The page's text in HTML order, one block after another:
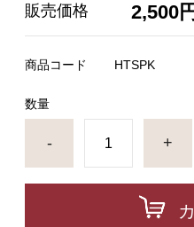
販売価格 2,500円
商品コード HTSPK
数量
- +